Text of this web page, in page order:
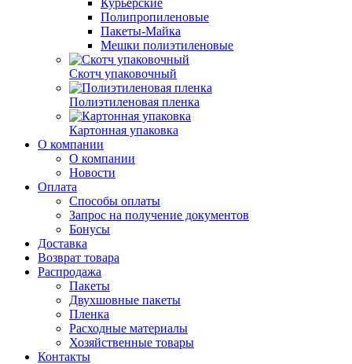
Курьерские
Полипропиленовые
Пакеты-Майка
Мешки полиэтиленовые
Скотч упаковочный
Полиэтиленовая пленка
Картонная упаковка
О компании
О компании
Новости
Оплата
Способы оплаты
Запрос на получение документов
Бонусы
Доставка
Возврат товара
Распродажа
Пакеты
Двухшовные пакеты
Пленка
Расходные материалы
Хозяйственные товары
Контакты